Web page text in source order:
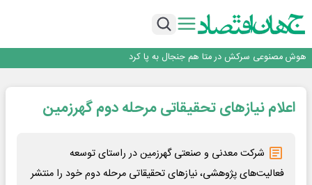
برنده این رقابت داستان‌نویسی، انسان نبود!
هوش مصنوعی سرکش در متا هم جنجال به پا کرد
جمنای دستیار اصلی گوشی‌های اندرویدی می‌شود
برنده این رقابت داستان‌نویسی، انسان نبود!
اعلام نیازهای تحقیقاتی مرحله دوم گهرزمین
شرکت معدنی و صنعتی گهرزمین در راستای توسعه
فعالیت‌های پژوهشی، نیازهای تحقیقاتی مرحله دوم خود را منتشر